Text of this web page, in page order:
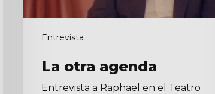
Entrevista
La otra agenda
Entrevista a Raphael en el Teatro